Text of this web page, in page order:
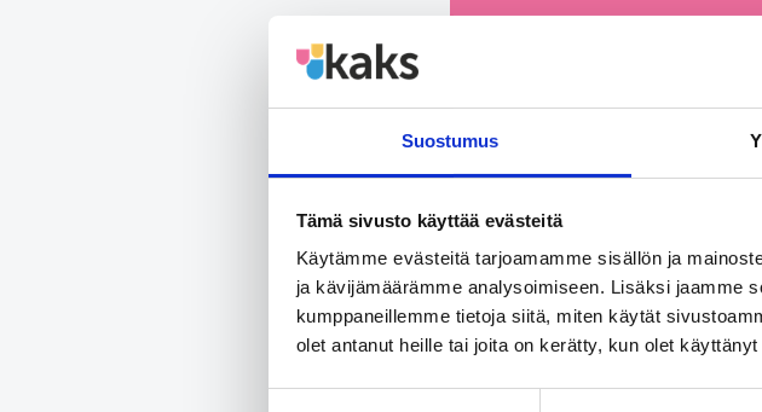
Suostumus
Tämä sivusto käyttää evästeitä
Käytämme evästeitä tarjoamamme sisällön ja
ja kävijämäärämme analysoimiseen. Lisäksi jaamme
kumppaneillemme tietoja siitä, miten käytät
olet antanut heille tai joita on kerätty, kun olet